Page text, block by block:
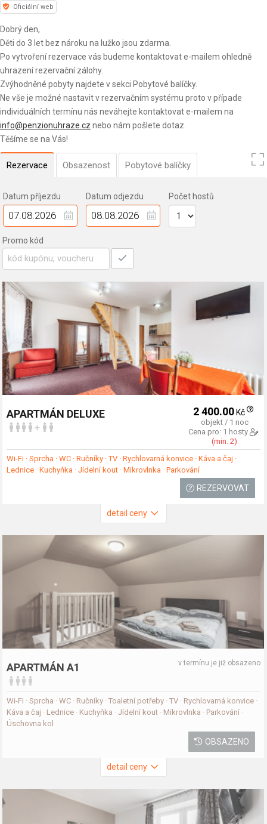
Oficiální web
Dobrý den,
Děti do 3 let bez nároku na lužko jsou zdarma.
Po vytvoření rezervace vás budeme kontaktovat e-mailem ohledně
uhrazení rezervační zálohy.
Zvýhodněné pobyty najdete v sekci Pobytové balíčky.
Ne vše je možné nastavit v rezervačním systému proto v případe
individuálních termínu nás neváhejte kontaktovat e-mailem na
info@penzionuhraze.cz nebo nám pošlete dotaz.
Těšíme se na Vás!
Rezervace Obsazenost Pobytové balíčky
Datum příjezdu Datum odjezdu Počet hostů
Promo kód
APARTMÁN DELUXE
+
2 400.00Kč
objekt / 1 noc
Cena pro: 1 hosty
(min. 2)
Wi-Fi · Sprcha · WC · Ručníky · TV · Rychlovarná konvice · Káva a čaj ·
Lednice · Kuchyňka · Jídelní kout · Mikrovlnka · Parkování
REZERVOVAT
detail ceny
APARTMÁN A1 v termínu je již obsazeno
Wi-Fi · Sprcha · WC · Ručníky · Toaletní potřeby · TV · Rychlovarná konvice ·
Káva a čaj · Lednice · Kuchyňka · Jídelní kout · Mikrovlnka · Parkování ·
Úschovna kol
OBSAZENO
detail ceny